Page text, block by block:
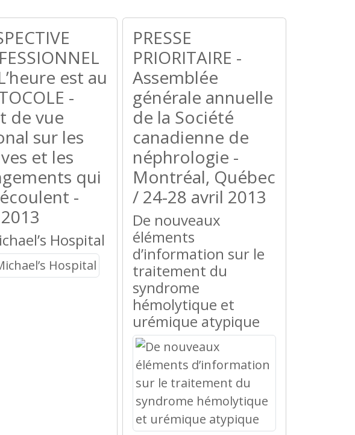
est au
-
de vue
sur les
et les
qui
-
Hospital
PRESSE
PRIORITAIRE -
Assemblée
générale annuelle
de la Société
canadienne de
néphrologie -
Montréal, Québec
/ 24-28 avril 2013
De nouveaux
éléments
d’information sur le
traitement du
syndrome
hémolytique et
urémique atypique